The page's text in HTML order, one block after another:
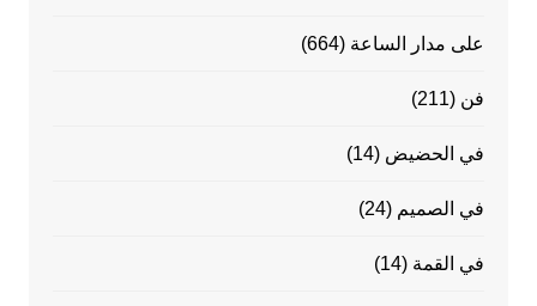
على مدار الساعة (664)
فن (211)
في الحضيض (14)
في الصميم (24)
في القمة (14)